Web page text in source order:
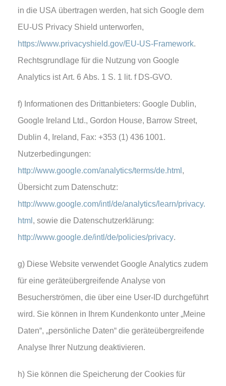
in die USA übertragen werden, hat sich Google dem
EU-US Privacy Shield unterworfen,
https://www.privacyshield.gov/EU-US-Framework.
Rechtsgrundlage für die Nutzung von Google
Analytics ist Art. 6 Abs. 1 S. 1 lit. f DS-GVO.
f) Informationen des Drittanbieters: Google Dublin,
Google Ireland Ltd., Gordon House, Barrow Street,
Dublin 4, Ireland, Fax: +353 (1) 436 1001.
Nutzerbedingungen:
http://www.google.com/analytics/terms/de.html ,
Übersicht zum Datenschutz:
http://www.google.com/intl/de/analytics/learn/privacy.
html , sowie die Datenschutzerklärung:
http://www.google.de/intl/de/policies/privacy.
g) Diese Website verwendet Google Analytics zudem
für eine geräteübergreifende Analyse von
Besucherströmen, die über eine User-ID durchgeführt
wird. Sie können in Ihrem Kundenkonto unter „Meine
Daten“, „persönliche Daten“ die geräteübergreifende
Analyse Ihrer Nutzung deaktivieren.
h) Sie können die Speicherung der Cookies für